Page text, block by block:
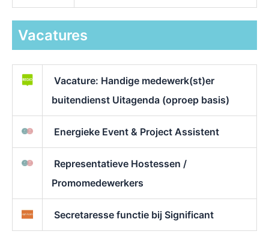
Vacatures
Vacature: Handige medewerk(st)er
buitendienst Uitagenda (oproep basis)
Energieke Event & Project Assistent
Representatieve Hostessen /
Promomedewerkers
Secretaresse functie bij Significant